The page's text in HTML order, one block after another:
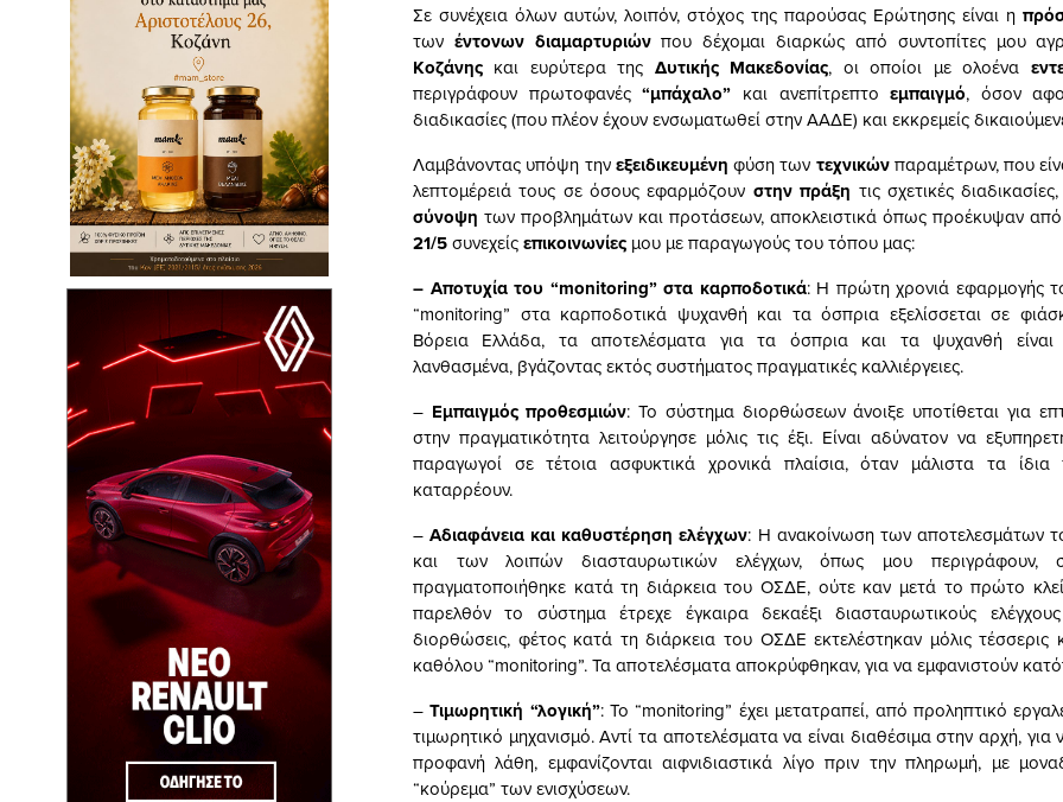
Σε συνέχεια όλων αυτών, λοιπόν, στόχος της παρούσας Ερώτησης είναι η
των έντονων διαμαρτυριώνπου δέχομαι διαρκώς από συντοπίτες μου
Κοζάνης και ευρύτερα της Δυτικής Μακεδονίας, οι οποίοι με ολοένα
περιγράφουν πρωτοφανές“μπάχαλο” και ανεπίτρεπτοεμπαιγμό, όσον
διαδικασίες (που πλέον έχουν ενσωματωθεί στην ΑΑΔΕ) και εκκρεμείς
Λαμβάνοντας υπόψη τηνεξειδικευμένηφύση των τεχνικώνπαραμέτρων, που
λεπτομέρειά τους σε όσους εφαρμόζουν στην πράξη τις σχετικές
σύνοψη των προβλημάτων και προτάσεων, αποκλειστικά όπως προέκυψαν
21/5συνεχείςεπικοινωνίες μου με παραγωγούς του τόπου μας:
– Αποτυχία του “monitoring” στα καρποδοτικά: Η πρώτη χρονιά εφαρμογής
“monitoring” στα καρποδοτικά ψυχανθή και τα όσπρια εξελίσσεται σε
Βόρεια Ελλάδα, τα αποτελέσματα για τα όσπρια και τα ψυχανθή είναι
λανθασμένα, βγάζοντας εκτός συστήματος πραγματικές καλλιέργειες.
– Εμπαιγμός προθεσμιών: Το σύστημα διορθώσεων άνοιξε υποτίθεται για
στην πραγματικότητα λειτούργησε μόλις τις έξι. Είναι αδύνατον να
παραγωγοί σε τέτοια ασφυκτικά χρονικά πλαίσια, όταν μάλιστα τα
καταρρέουν.
–Αδιαφάνεια και καθυστέρηση ελέγχων: Η ανακοίνωση των αποτελεσμάτων
και των λοιπών διασταυρωτικών ελέγχων, όπως μου περιγράφουν,
πραγματοποιήθηκε κατά τη διάρκεια του ΟΣΔΕ, ούτε καν μετά το πρώτο
παρελθόν το σύστημα έτρεχε έγκαιρα δεκαέξι διασταυρωτικούς ελέγχους
διορθώσεις, φέτος κατά τη διάρκεια του ΟΣΔΕ εκτελέστηκαν μόλις τέσσερις
καθόλου “monitoring”. Τα αποτελέσματα αποκρύφθηκαν, για να εμφανιστούν
–Τιμωρητική “λογική”: Το “monitoring” έχει μετατραπεί, από προληπτικό
τιμωρητικό μηχανισμό. Αντί τα αποτελέσματα να είναι διαθέσιμα στην αρχή,
προφανή λάθη, εμφανίζονται αιφνιδιαστικά λίγο πριν την πληρωμή, με
“κούρεμα” των ενισχύσεων.